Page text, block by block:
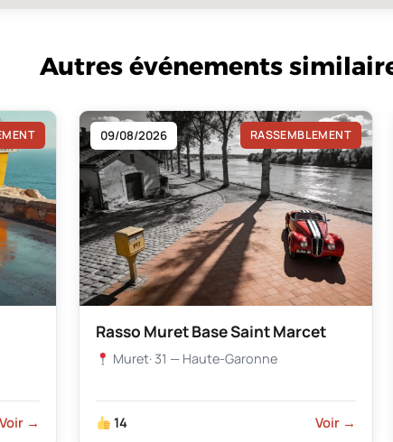
Autres événements
Voir →
09/08/2026 RASSEMBLEMENT
Rasso Muret Base Saint Marcet
Muret· 31 — Haute-Garonne
14 Voir →